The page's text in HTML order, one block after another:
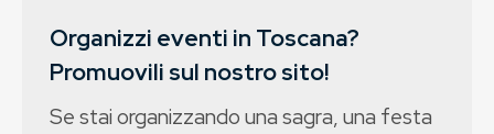
Organizzi eventi in Toscana?
Promuovili sul nostro sito!
Se stai organizzando una sagra, una festa